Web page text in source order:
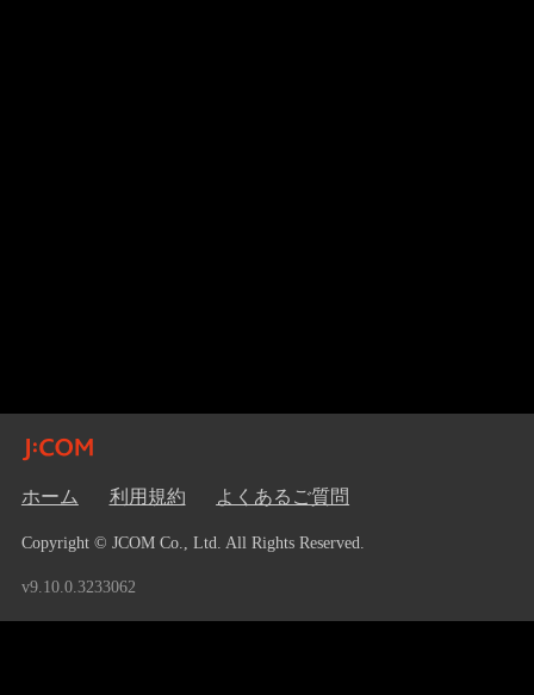
ホーム 利用規約 よくあるご質問
Copyright © JCOM Co., Ltd. All Rights Reserved.
v9.10.0.3233062